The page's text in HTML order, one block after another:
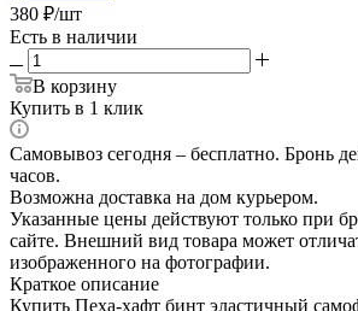
380 ₽/шт
Есть в наличии
В корзину
Купить в 1 клик
Самовывоз сегодня – бесплатно. Бронь
часов.
Возможна доставка на дом курьером.
Указанные цены действуют только при
сайте. Внешний вид товара может
изображенного на фотографии.
Краткое описание
Купить Пеха-хафт бинт эластичный